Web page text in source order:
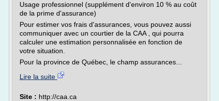
Usage professionnel (supplément d'environ 10 % au coût
de la prime d'assurance)
Pour estimer vos frais d'assurances, vous pouvez aussi
communiquer avec un courtier de la CAA , qui pourra
calculer une estimation personnalisée en fonction de
votre situation.
Pour la province de Québec, le champ assurances...
Lire la suite
Site : http://caa.ca